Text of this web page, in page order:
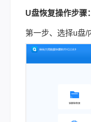
U盘恢复操作步骤：
第一步、选择u盘/